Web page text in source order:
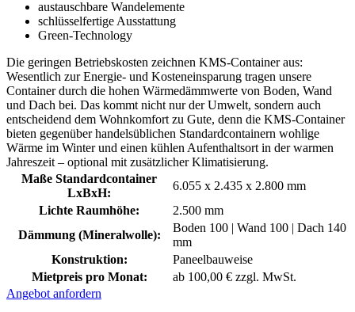
austauschbare Wandelemente
schlüsselfertige Ausstattung
Green-Technology
Die geringen Betriebskosten zeichnen KMS-Container aus:
Wesentlich zur Energie- und Kosteneinsparung tragen unsere
Container durch die hohen Wärmedämmwerte von Boden, Wand
und Dach bei. Das kommt nicht nur der Umwelt, sondern auch
entscheidend dem Wohnkomfort zu Gute, denn die KMS-Container
bieten gegenüber handelsüblichen Standardcontainern wohlige
Wärme im Winter und einen kühlen Aufenthaltsort in der warmen
Jahreszeit – optional mit zusätzlicher Klimatisierung.
Maße Standardcontainer
LxBxH:
6.055 x 2.435 x 2.800 mm
Lichte Raumhöhe:
2.500 mm
Dämmung (Mineralwolle):
Boden 100 | Wand 100 | Dach 140
mm
Konstruktion:
Paneelbauweise
Mietpreis pro Monat:
ab 100,00 € zzgl. MwSt.
Angebot anfordern